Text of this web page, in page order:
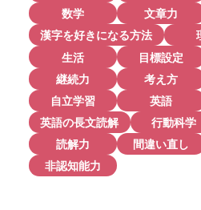
数学
文章力
漢字を好きになる方法
生活
目標設定
継続力
考え方
自立学習
英語
英語の長文読解
行動科学
読解力
間違い直し
非認知能力